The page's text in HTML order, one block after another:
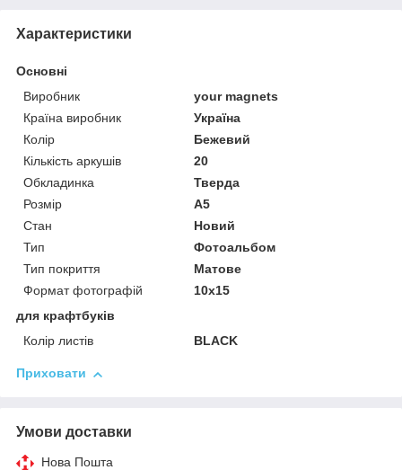
Характеристики
Основні
Виробник
your magnets
Країна виробник
Україна
Колір
Бежевий
Кількість аркушів
20
Обкладинка
Тверда
Розмір
А5
Стан
Новий
Тип
Фотоальбом
Тип покриття
Матове
Формат фотографій
10х15
для крафтбуків
Колір листів
BLACK
Приховати
Умови доставки
Нова Пошта